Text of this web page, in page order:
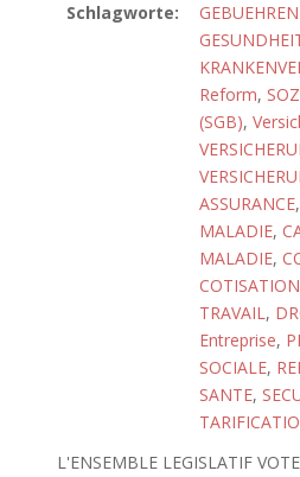
Schlagworte:
Reform,
(SGB),
ASSURANCE,
MALADIE,
MALADIE,
COTISATION
TRAVAIL,
Entreprise,
SOCIALE,
SANTE,
L'ENSEMBLE LEGISLATIF